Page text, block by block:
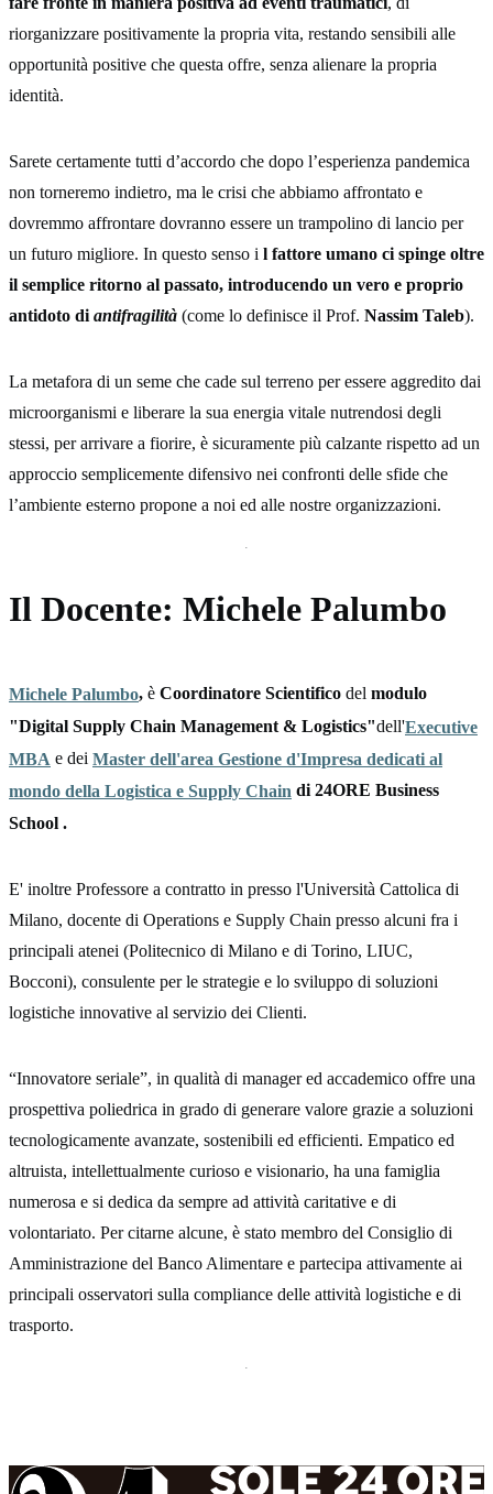
riorganizzare positivamente la propria vita, restando sensibili alle
opportunità positive che questa offre, senza alienare la propria
identità.
Sarete certamente tutti d’accordo che dopo l’esperienza pandemica
non torneremo indietro, ma le crisi che abbiamo affrontato e
dovremmo affrontare dovranno essere un trampolino di lancio per
un futuro migliore. In questo senso i l fattore umano ci spinge oltre
il semplice ritorno al passato, introducendo un vero e proprio
antidoto di antifragilità (come lo definisce il Prof. Nassim Taleb).
La metafora di un seme che cade sul terreno per essere aggredito dai
microorganismi e liberare la sua energia vitale nutrendosi degli
stessi, per arrivare a fiorire, è sicuramente più calzante rispetto ad un
approccio semplicemente difensivo nei confronti delle sfide che
l’ambiente esterno propone a noi ed alle nostre organizzazioni.
Il Docente: Michele Palumbo
Michele Palumbo, è Coordinatore Scientifico del modulo
"Digital Supply Chain Management & Logistics"dell'Executive
MBA e dei Master dell'area Gestione d'Impresa dedicati al
mondo della Logistica e Supply Chain di 24ORE Business
School .
E' inoltre Professore a contratto in presso l'Università Cattolica di
Milano, docente di Operations e Supply Chain presso alcuni fra i
principali atenei (Politecnico di Milano e di Torino, LIUC,
Bocconi), consulente per le strategie e lo sviluppo di soluzioni
logistiche innovative al servizio dei Clienti.
“Innovatore seriale”, in qualità di manager ed accademico offre una
prospettiva poliedrica in grado di generare valore grazie a soluzioni
tecnologicamente avanzate, sostenibili ed efficienti. Empatico ed
altruista, intellettualmente curioso e visionario, ha una famiglia
numerosa e si dedica da sempre ad attività caritative e di
volontariato. Per citarne alcune, è stato membro del Consiglio di
Amministrazione del Banco Alimentare e partecipa attivamente ai
principali osservatori sulla compliance delle attività logistiche e di
trasporto.